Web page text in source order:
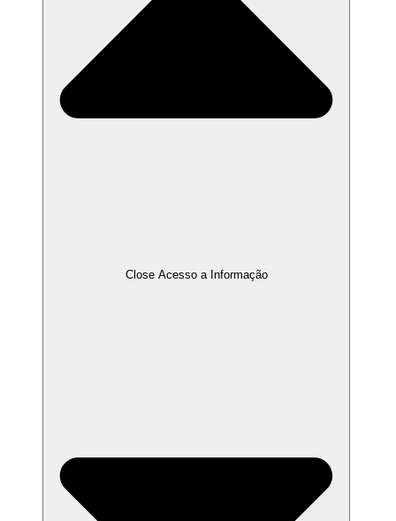
Close Acesso a Informação